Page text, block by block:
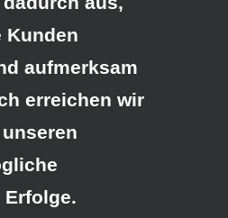
Kunden
aufmerksam
erreichen wir